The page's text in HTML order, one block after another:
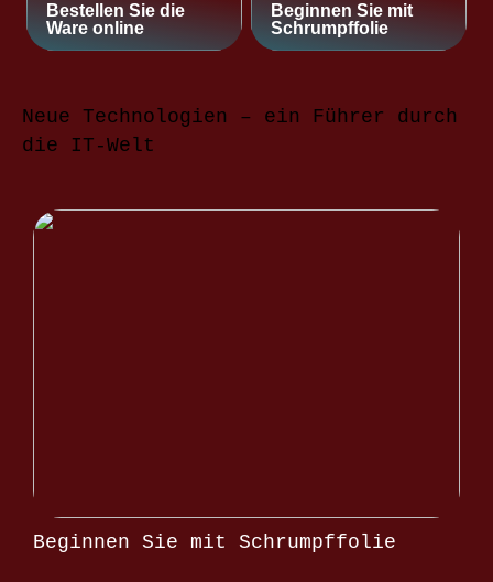
Bestellen Sie die
Ware online
Beginnen Sie mit
Schrumpffolie
Neue Technologien – ein Führer durch
die IT-Welt
Beginnen Sie mit Schrumpffolie